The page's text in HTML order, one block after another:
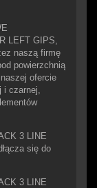
LEFT GIPS,
naszą firmę
powierzchnią
ofercie
i czarnej,
3 LINE
się do
3 LINE